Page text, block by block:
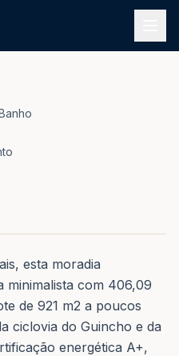
esta moradia
minimalista com 406,09
de 921 m2 a poucos
ciclovia do Guincho e da
energética A+,